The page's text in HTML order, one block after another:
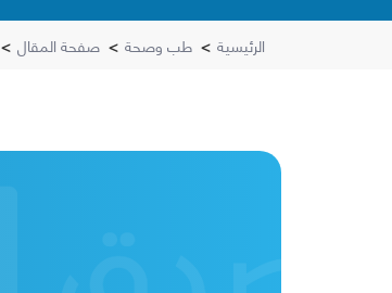
الرئيسية > طب وصحة > صفحة المقال >